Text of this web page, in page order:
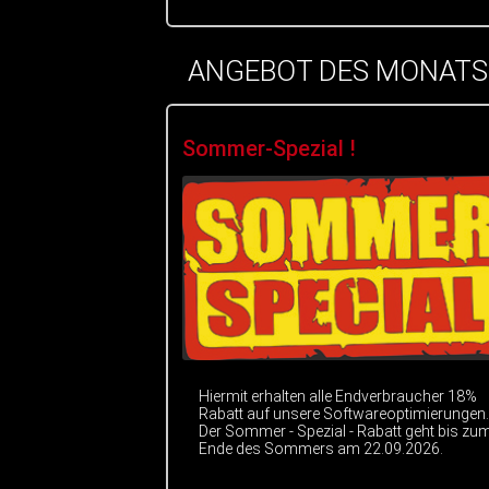
ANGEBOT DES MONATS
Sommer-Spezial !
Hiermit erhalten alle Endverbraucher 18%
Rabatt auf unsere Softwareoptimierungen.
Der Sommer - Spezial - Rabatt geht bis
Ende des Sommers am 22.09.2026.